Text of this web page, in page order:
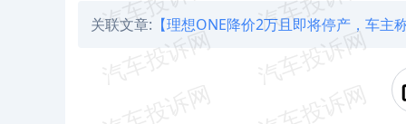
关联文章: 【理想ONE降价2万且即将停产，车